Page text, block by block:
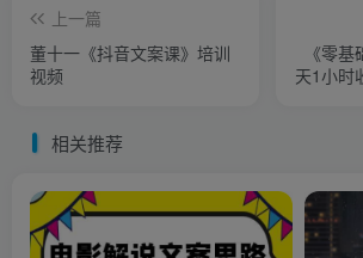
上一篇
董十一《抖音文案课》培训
视频
《零
天1小时
相关推荐